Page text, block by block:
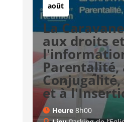
août
La
aux droits
Parentalité,
Conjugalité,
et à
Heure 8h00